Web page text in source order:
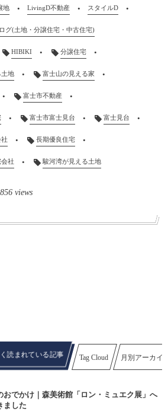
地 LivingD不動産 スタイルD
グ(土地・分譲住宅・中古住宅)
HIBIKI 分譲住宅
土地 富士山の見える家
富士市不動産
富士市富士見台 富士見台
長期優良住宅
社 駿河湾が見える土地
views
読まれている記事 Tag Cloud 月別アーカイ
おでかけ｜森美術館「ロン・ミュエク展」へ
ました